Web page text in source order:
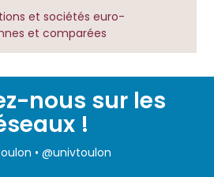
et sociétés euro-
et comparées
nous sur les
!
• @univtoulon